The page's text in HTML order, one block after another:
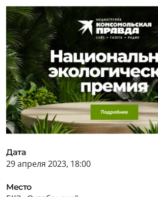
Дата
29 апреля 2023, 18:00
Место